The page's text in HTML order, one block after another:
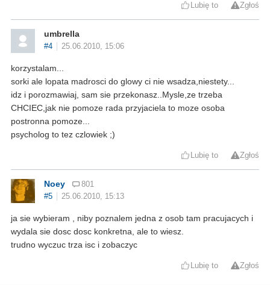
Lubię to Zgłoś
umbrella
#4 25.06.2010, 15:06
korzystalam...
sorki ale lopata madrosci do glowy ci nie wsadza,niestety...
idz i porozmawiaj, sam sie przekonasz..Mysle,ze trzeba
CHCIEC,jak nie pomoze rada przyjaciela to moze osoba
postronna pomoze...
psycholog to tez czlowiek ;)
Lubię to Zgłoś
Noey
801
#5
25.06.2010, 15:13
ja sie wybieram , niby poznalem jedna z osob tam pracujacych i
wydala sie dosc dosc konkretna, ale to wiesz.
trudno wyczuc trza isc i zobaczyc
Lubię to Zgłoś